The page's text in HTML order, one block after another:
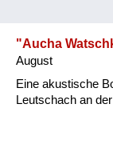
"Aucha
August
Eine akustische
Leutschach an